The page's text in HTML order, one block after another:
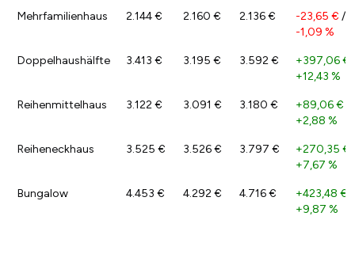
Mehrfamilienhaus 2.144 € 2.160 € 2.136 € -23,65 € /
-1,09 %
Doppelhaushälfte 3.413 € 3.195 € 3.592 € +397,06 €
+12,43 %
Reihenmittelhaus 3.122 € 3.091 € 3.180 € +89,06 €
+2,88 %
Reiheneckhaus 3.525 € 3.526 € 3.797 € +270,35 €
+7,67 %
Bungalow 4.453 € 4.292 € 4.716 € +423,48 €
+9,87 %